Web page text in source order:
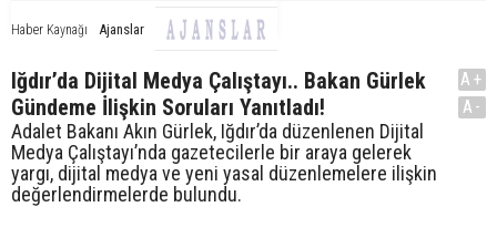
Haber Kaynağı Ajanslar
Iğdır’da Dijital Medya Çalıştayı.. Bakan Gürlek
Gündeme İlişkin Soruları Yanıtladı!
Adalet Bakanı Akın Gürlek, Iğdır’da düzenlenen Dijital
Medya Çalıştayı’nda gazetecilerle bir araya gelerek
yargı, dijital medya ve yeni yasal düzenlemelere ilişkin
değerlendirmelerde bulundu.
A+
A-